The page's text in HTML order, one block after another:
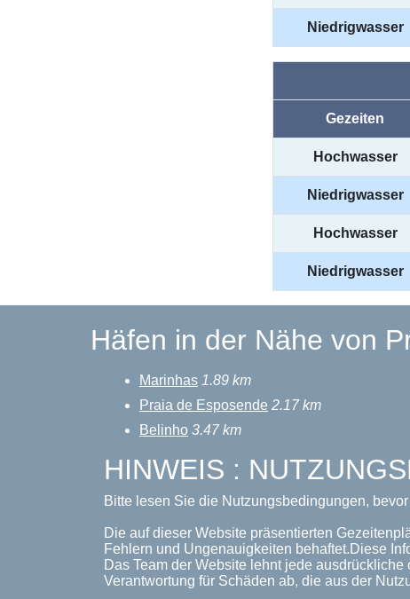
Niedrigwasser
Gezeiten
Hochwasser
Niedrigwasser
Hochwasser
Niedrigwasser
Häfen in der Nähe von
Marinhas 1.89 km
Praia de Esposende 2.17 km
Belinho 3.47 km
HINWEIS :
Bitte lesen Sie die Nutzungsbedingungen,
Die auf dieser Website präsentierten
Fehlern und Ungenauigkeiten behaftet.Diese
Das Team der Website lehnt jede
Verantwortung für Schäden ab, die aus der